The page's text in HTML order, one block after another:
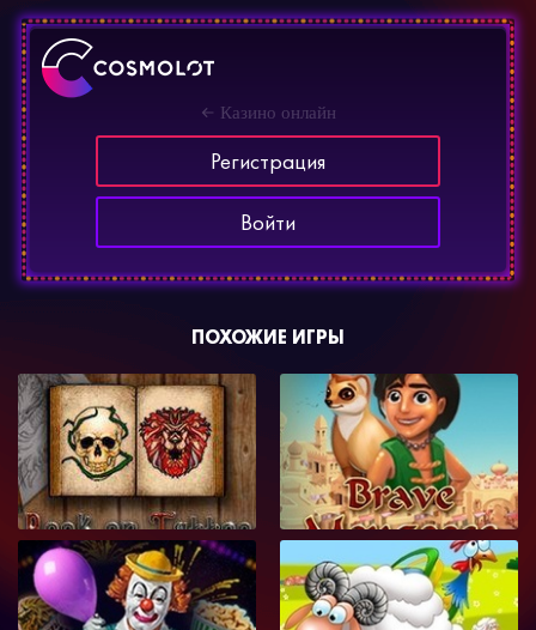
Казино онлайн
Регистрация
Войти
ПОХОЖИЕ ИГРЫ